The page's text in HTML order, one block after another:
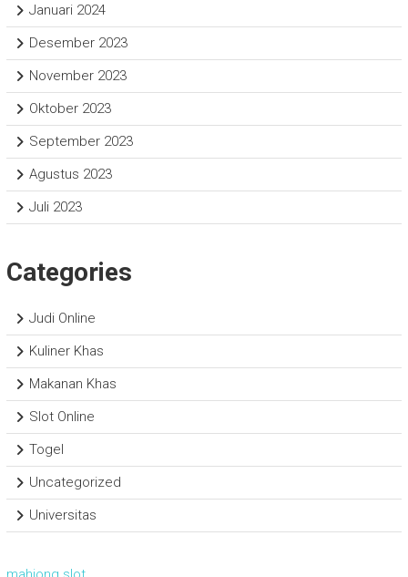
Januari 2024
Desember 2023
November 2023
Oktober 2023
September 2023
Agustus 2023
Juli 2023
Categories
Judi Online
Kuliner Khas
Makanan Khas
Slot Online
Togel
Uncategorized
Universitas